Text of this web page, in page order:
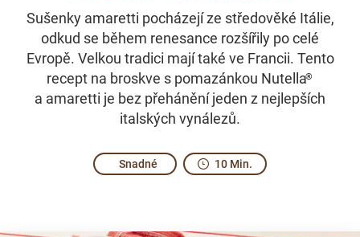
Sušenky amaretti pocházejí ze středověké Itálie,
odkud se během renesance rozšířily po celé
Evropě. Velkou tradici mají také ve Francii. Tento
recept na broskve s pomazánkou Nutella®
a amaretti je bez přehánění jeden z nejlepších
italských vynálezů.
Snadné 10 Min.